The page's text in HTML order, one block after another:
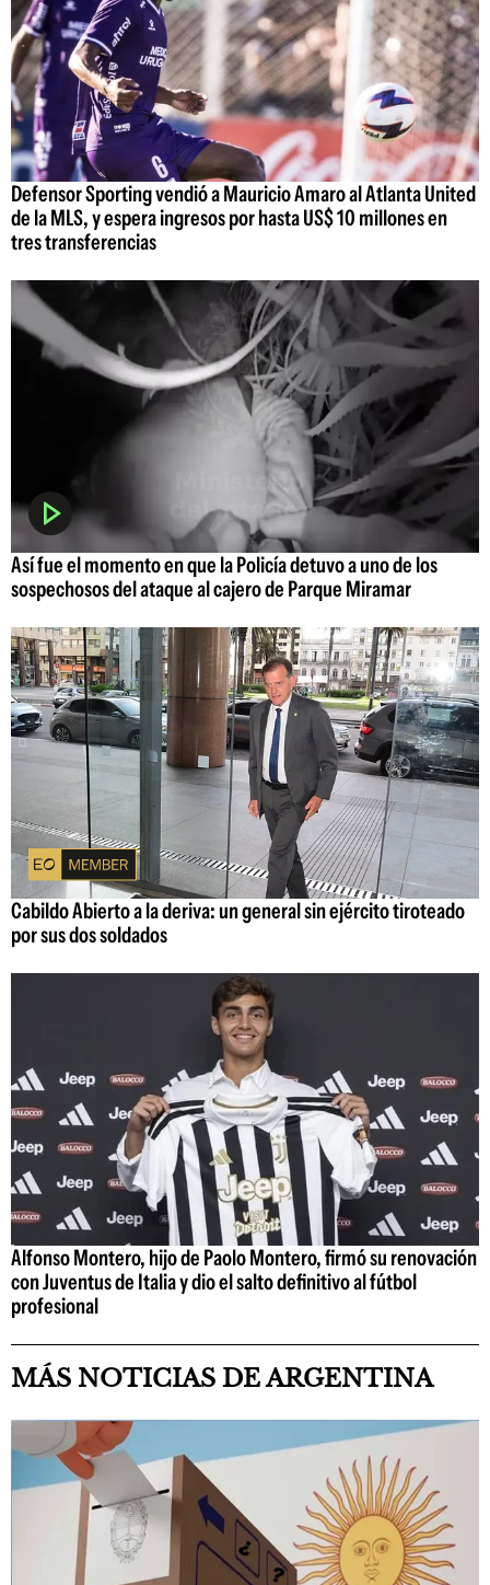
Defensor Sporting vendió a Mauricio Amaro al Atlanta United
de la MLS, y espera ingresos por hasta US$ 10 millones en
tres transferencias
Así fue el momento en que la Policía detuvo a uno de los
sospechosos del ataque al cajero de Parque Miramar
Cabildo Abierto a la deriva: un general sin ejército tiroteado
por sus dos soldados
Alfonso Montero, hijo de Paolo Montero, firmó su renovación
con Juventus de Italia y dio el salto definitivo al fútbol
profesional
MÁS NOTICIAS DE ARGENTINA